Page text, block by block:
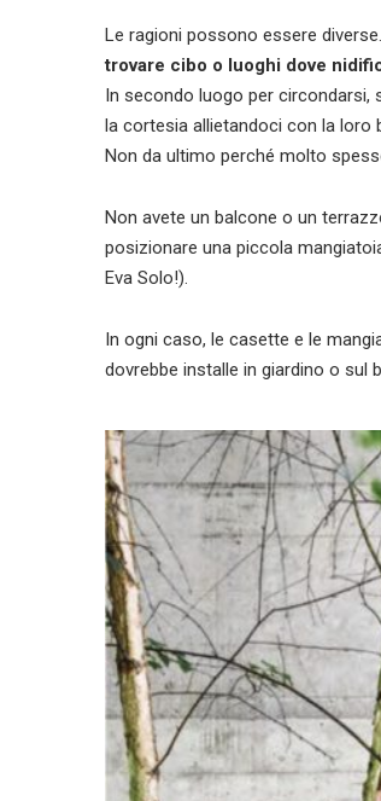
Le ragioni possono essere
trovare cibo o luoghi dove
In secondo luogo per circondarsi,
la cortesia allietandoci con la loro
Non da ultimo perché molto
Non avete un balcone o un
posizionare una piccola
Eva Solo!).
In ogni caso, le casette e le
dovrebbe installe in giardino o sul